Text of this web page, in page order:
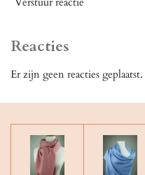
Reacties
Er zijn geen reacties geplaatst.